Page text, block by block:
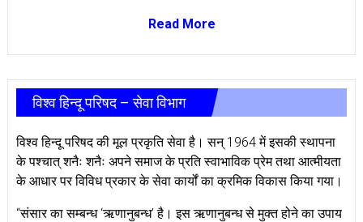
Read More
विश्व हिन्दू परिषद – सेवा विभाग
विश्व हिन्दू परिषद की मूल प्रकृति सेवा है। सन् 1964 में इसकी स्थापना
के पश्चात् शनैः शनैः अपने समाज के प्रति स्वाभाविक प्रेम तथा आत्मीयता
के आधार पर विविध प्रकार के सेवा कार्यों का क्रमिक विकास किया गया।
‘‘संसार का सम्बन्ध ‘ऋणानुबन्ध’ है। इस ऋणानुबन्ध से मुक्त होने का उपाय